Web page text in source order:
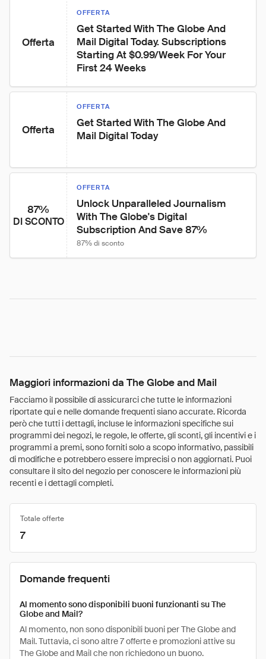
Offerta
OFFERTA
Get Started With The Globe And
Mail Digital Today. Subscriptions
Starting At $0.99/Week For Your
First 24 Weeks
Offerta
OFFERTA
Get Started With The Globe And
Mail Digital Today
87%
DI SCONTO
OFFERTA
Unlock Unparalleled Journalism
With The Globe's Digital
Subscription And Save 87%
87% di sconto
Maggiori informazioni da The Globe and Mail
Facciamo il possibile di assicurarci che tutte le informazioni
riportate qui e nelle domande frequenti siano accurate. Ricorda
però che tutti i dettagli, incluse le informazioni specifiche sui
programmi dei negozi, le regole, le offerte, gli sconti, gli incentivi e i
programmi a premi, sono forniti solo a scopo informativo, passibili
di modifiche e potrebbero essere imprecisi o non aggiornati. Puoi
consultare il sito del negozio per conoscere le informazioni più
recenti e i dettagli completi.
Totale offerte
7
Domande frequenti
Al momento sono disponibili buoni funzionanti su The
Globe and Mail?
Al momento, non sono disponibili buoni per The Globe and
Mail. Tuttavia, ci sono altre 7 offerte e promozioni attive su
The Globe and Mail che non richiedono un buono.